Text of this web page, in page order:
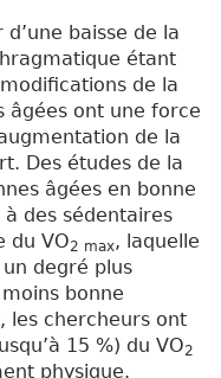
baisse de la
étant
de la
âgées ont une force
de la
Des études de la
âgées en bonne
des sédentaires
du VO2 max, laquelle
degré plus
bonne
les chercheurs ont
15 %) du VO2
physique.